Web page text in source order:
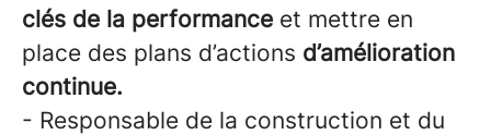
clés de la performance et mettre en
place des plans d’actions d’amélioration
continue.
- Responsable de la construction et du